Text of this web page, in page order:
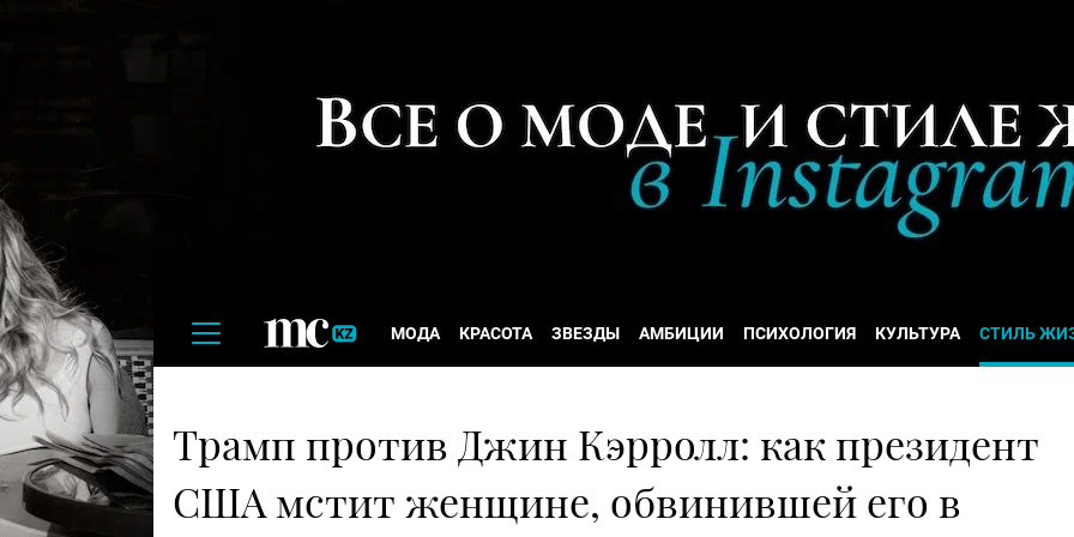
МОДА КРАСОТА ЗВЕЗДЫ АМБИЦИИ ПСИХОЛОГИЯ КУЛЬТУРА СТИЛЬ
Трамп против Джин Кэрролл: как президент
США мстит женщине, обвинившей его в